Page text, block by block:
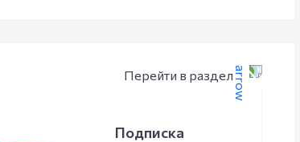
Перейти в раздел
Подписка